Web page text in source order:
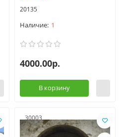
20135
1
4000.00р.
В корзину
30003